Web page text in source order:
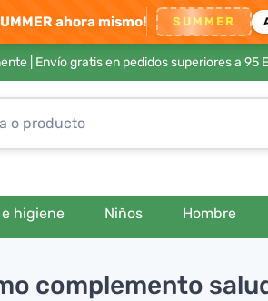
ahora mismo! SUMMER
| Envío gratis en pedidos superiores a 95
higiene Niños Hombre
complemento